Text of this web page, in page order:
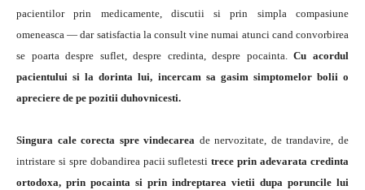
pacientilor prin medicamente, discutii si prin simpla compasiune
omeneasca — dar satisfactia la consult vine numai atunci cand convorbirea
se poarta despre suflet, despre credinta, despre pocainta.Cu acordul
pacientului si la dorinta lui, incercam sa gasim simptomelor bolii o
apreciere de pe pozitii duhovnicesti.
Singura cale corecta spre vindecarea de nervozitate, de trandavire, de
intristare si spre dobandirea pacii sufletestitrece prin adevarata credinta
ortodoxa, prin pocainta si prin indreptarea vietii dupa poruncile lui